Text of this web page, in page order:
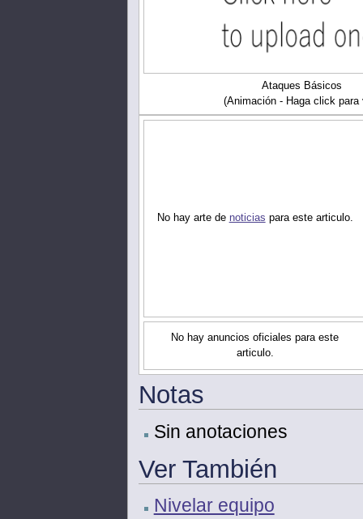
Ataques Básicos
(Animación - Haga click para
No hay arte de noticias para este articulo.
No hay anuncios oficiales para este
articulo.
Notas
Sin anotaciones
Ver También
Nivelar equipo